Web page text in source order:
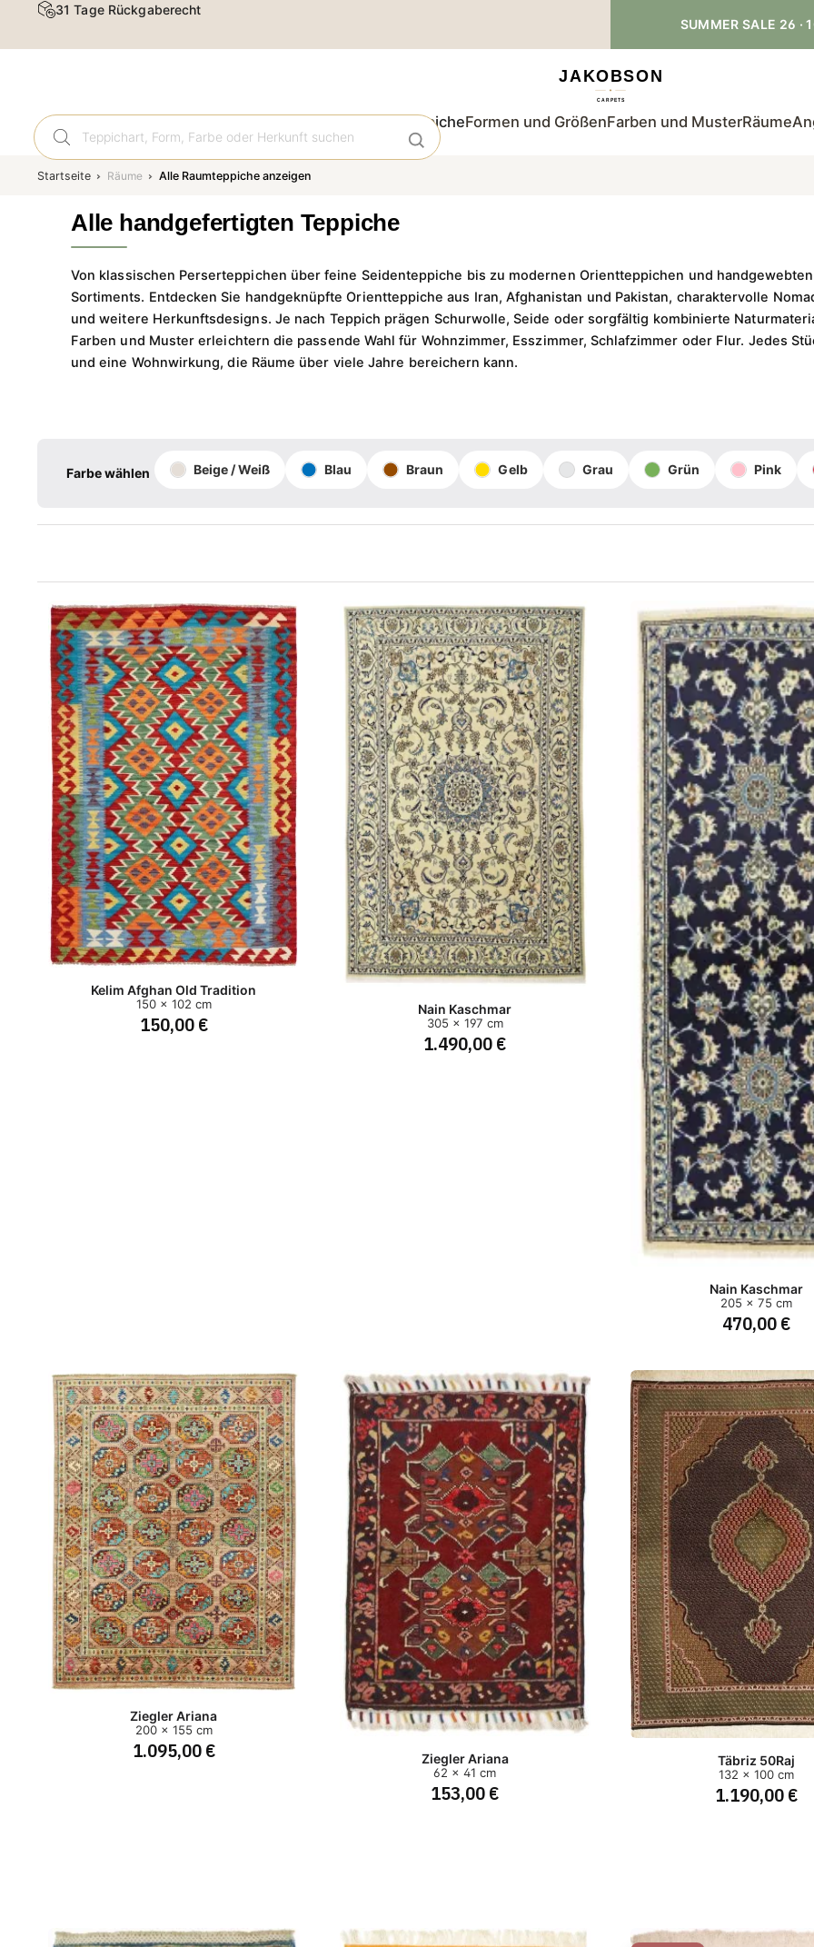
Kostenloser Versand & Rückversand
SUMMER SALE 26
OrientteppicheFormen und GrößenFarben und MusterRäume
Startseite Räume Alle Raumteppiche anzeigen
Alle handgefertigten Teppiche
Von klassischen Perserteppichen über feine Seidenteppiche bis zu modernen Orientteppichen und
Sortiments. Entdecken Sie handgeknüpfte Orientteppiche aus Iran, Afghanistan und Pakistan, charaktervolle
und weitere Herkunftsdesigns. Je nach Teppich prägen Schurwolle, Seide oder sorgfältig kombinierte
Farben und Muster erleichtern die passende Wahl für Wohnzimmer, Esszimmer, Schlafzimmer oder Flur. Jedes
und eine Wohnwirkung, die Räume über viele Jahre bereichern kann.
Farbe wählen Beige / Weiß Blau Braun Gelb Grau Grün Pink
Kelim Afghan Old Tradition
150 x 102 cm
150,00 €
Nain Kaschmar
305 x 197 cm
1.490,00 €
Nain Kaschmar
205 x 75 cm
470,00 €
Ziegler Ariana
200 x 155 cm
1.095,00 € Ziegler Ariana
62 x 41 cm
153,00 €
Täbriz 50Raj
132 x 100 cm
1.190,00 €